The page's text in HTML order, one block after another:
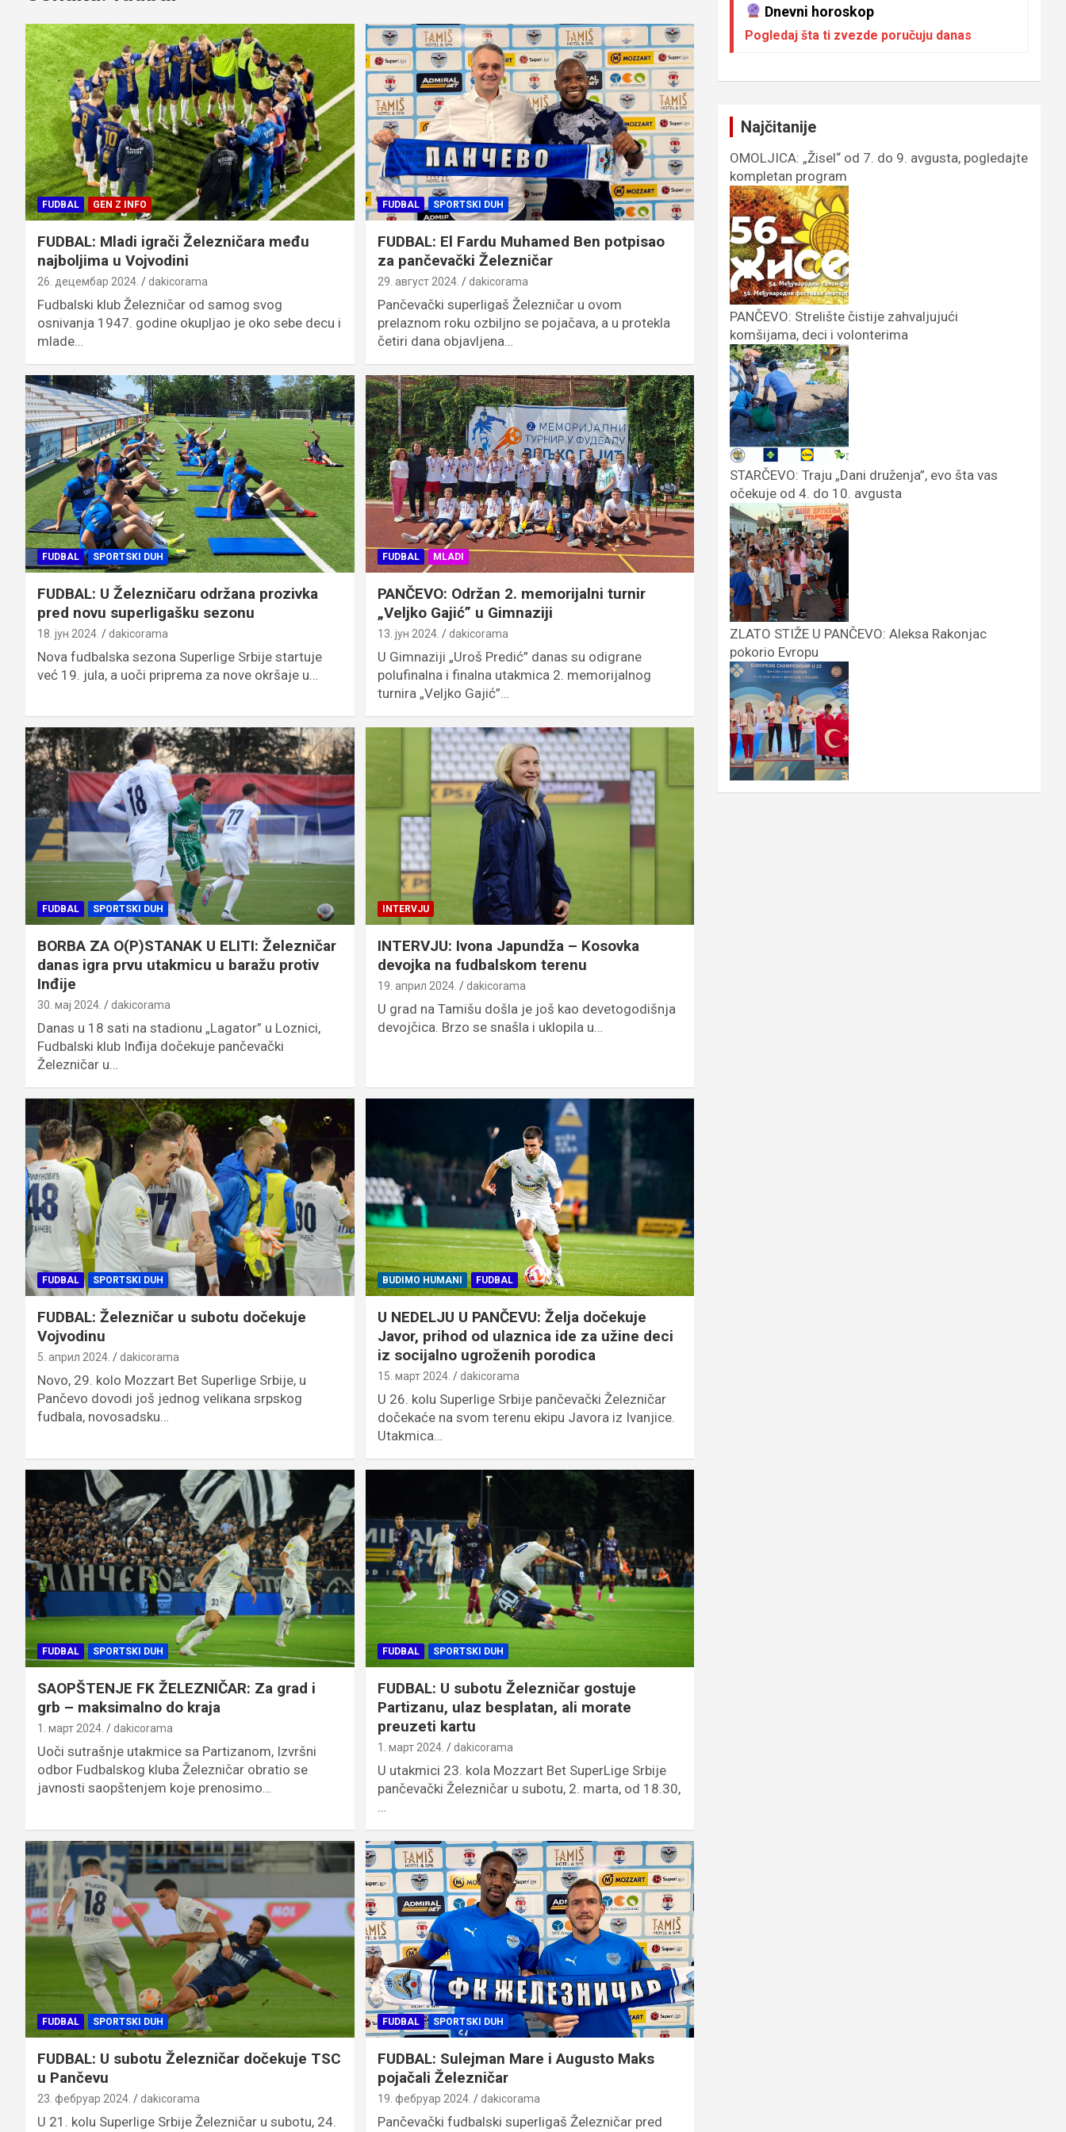
FUDBAL GEN Z INFO
FUDBAL: Mladi igrači Železničara među
najboljima u Vojvodini
26. децембар 2024. dakicorama
Fudbalski klub Železničar od samog svog
osnivanja 1947. godine okupljao je oko sebe decu i
mlade…
FUDBAL SPORTSKI DUH
FUDBAL: El Fardu Muhamed Ben potpisao
za pančevački Železničar
29. август 2024. dakicorama
Pančevački superligaš Železničar u ovom
prelaznom roku ozbiljno se pojačava, a u protekla
četiri dana objavljena…
FUDBAL SPORTSKI DUH
FUDBAL: U Železničaru održana prozivka
pred novu superligašku sezonu
18. јун 2024. dakicorama
Nova fudbalska sezona Superlige Srbije startuje
već 19. jula, a uoči priprema za nove okršaje u…
FUDBAL MLADI
PANČEVO: Održan 2. memorijalni turnir
„Veljko Gajić” u Gimnaziji
13. јун 2024. dakicorama
U Gimnaziji „Uroš Predić” danas su odigrane
polufinalna i finalna utakmica 2. memorijalnog
turnira „Veljko Gajić”…
FUDBAL SPORTSKI DUH
BORBA ZA O(P)STANAK U ELITI: Železničar
danas igra prvu utakmicu u baražu protiv
Inđije
30. мај 2024. dakicorama
Danas u 18 sati na stadionu „Lagator” u Loznici,
Fudbalski klub Inđija dočekuje pančevački
Železničar u…
INTERVJU
INTERVJU: Ivona Japundža – Kosovka
devojka na fudbalskom terenu
19. април 2024. dakicorama
U grad na Tamišu došla je još kao devetogodišnja
devojčica. Brzo se snašla i uklopila u…
FUDBAL SPORTSKI DUH
FUDBAL: Železničar u subotu dočekuje
Vojvodinu
5. април 2024. dakicorama
Novo, 29. kolo Mozzart Bet Superlige Srbije, u
Pančevo dovodi još jednog velikana srpskog
fudbala, novosadsku…
BUDIMO HUMANI FUDBAL
U NEDELJU U PANČEVU: Želja dočekuje
Javor, prihod od ulaznica ide za užine deci
iz socijalno ugroženih porodica
15. март 2024. dakicorama
U 26. kolu Superlige Srbije pančevački Železničar
dočekaće na svom terenu ekipu Javora iz Ivanjice.
Utakmica…
FUDBAL SPORTSKI DUH
SAOPŠTENJE FK ŽELEZNIČAR: Za grad i
grb – maksimalno do kraja
1. март 2024. dakicorama
Uoči sutrašnje utakmice sa Partizanom, Izvršni
odbor Fudbalskog kluba Železničar obratio se
javnosti saopštenjem koje prenosimo…
FUDBAL SPORTSKI DUH
FUDBAL: U subotu Železničar gostuje
Partizanu, ulaz besplatan, ali morate
preuzeti kartu
1. март 2024. dakicorama
U utakmici 23. kola Mozzart Bet SuperLige Srbije
pančevački Železničar u subotu, 2. marta, od 18.30,
…
FUDBAL SPORTSKI DUH
FUDBAL: U subotu Železničar dočekuje TSC
u Pančevu
23. фебруар 2024. dakicorama
U 21. kolu Superlige Srbije Železničar u subotu, 24.
FUDBAL SPORTSKI DUH
FUDBAL: Sulejman Mare i Augusto Maks
pojačali Železničar
19. фебруар 2024. dakicorama
Pančevački fudbalski superligaš Železničar pred
Dnevni horoskop
Pogledaj šta ti zvezde poručuju danas
Najčitanije
OMOLJICA: „Žisel“ od 7. do 9. avgusta, pogledajte
kompletan program
PANČEVO: Strelište čistije zahvaljujući
komšijama, deci i volonterima
STARČEVO: Traju „Dani druženja”, evo šta vas
očekuje od 4. do 10. avgusta
ZLATO STIŽE U PANČEVO: Aleksa Rakonjac
pokorio Evropu